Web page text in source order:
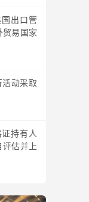
出口管
易国家
活动采取
持有人
估并上